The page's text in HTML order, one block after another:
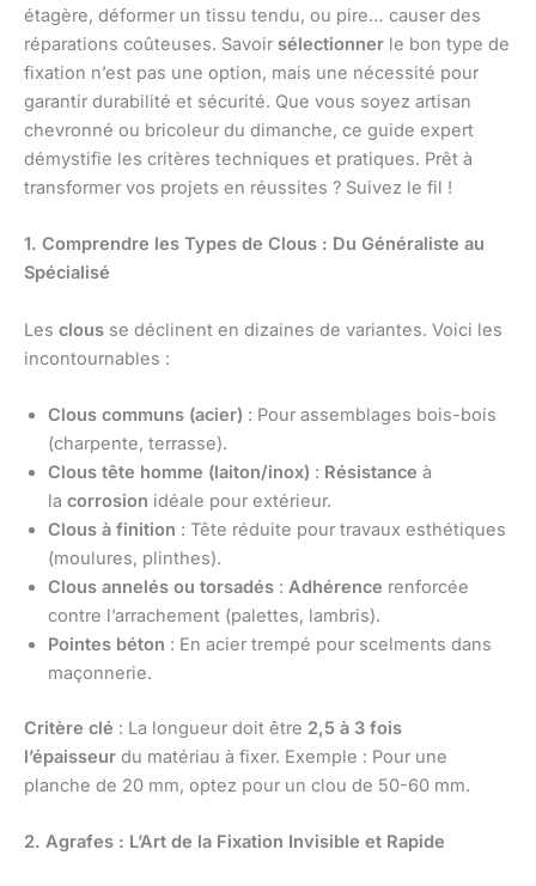
étagère, déformer un tissu tendu, ou pire… causer des
réparations coûteuses. Savoir sélectionner le bon type de
fixation n’est pas une option, mais une nécessité pour
garantir durabilité et sécurité. Que vous soyez artisan
chevronné ou bricoleur du dimanche, ce guide expert
démystifie les critères techniques et pratiques. Prêt à
transformer vos projets en réussites ? Suivez le fil !
1. Comprendre les Types de Clous : Du Généraliste au
Spécialisé
Les clous se déclinent en dizaines de variantes. Voici les
incontournables :
Clous communs (acier) : Pour assemblages bois-bois
(charpente, terrasse).
Clous tête homme (laiton/inox) : Résistance à
la corrosion idéale pour extérieur.
Clous à finition : Tête réduite pour travaux esthétiques
(moulures, plinthes).
Clous annelés ou torsadés : Adhérence renforcée
contre l’arrachement (palettes, lambris).
Pointes béton : En acier trempé pour scelments dans
maçonnerie.
Critère clé : La longueur doit être 2,5 à 3 fois
l’épaisseur du matériau à fixer. Exemple : Pour une
planche de 20 mm, optez pour un clou de 50-60 mm.
2. Agrafes : L’Art de la Fixation Invisible et Rapide